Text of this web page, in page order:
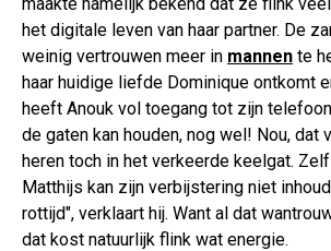
maakte namelijk bekend dat ze flink
het digitale leven van haar partner. De
weinig vertrouwen meer in mannen te
haar huidige liefde Dominique ontkomt
heeft Anouk vol toegang tot zijn
de gaten kan houden, nog wel! Nou, dat
heren toch in het verkeerde keelgat.
Matthijs kan zijn verbijstering niet
rottijd", verklaart hij. Want al dat
dat kost natuurlijk flink wat energie.